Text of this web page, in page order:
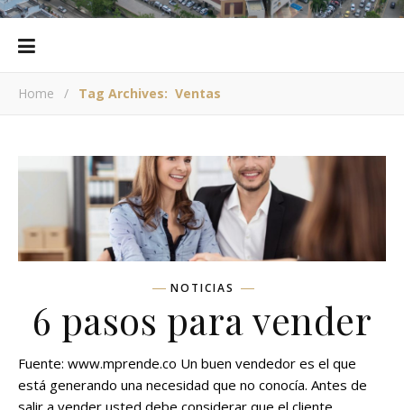
Home / Tag Archives: Ventas
NOTICIAS
6 pasos para vender
Fuente: www.mprende.co Un buen vendedor es el que
está generando una necesidad que no conocía. Antes de
salir a vender usted debe considerar que el cliente